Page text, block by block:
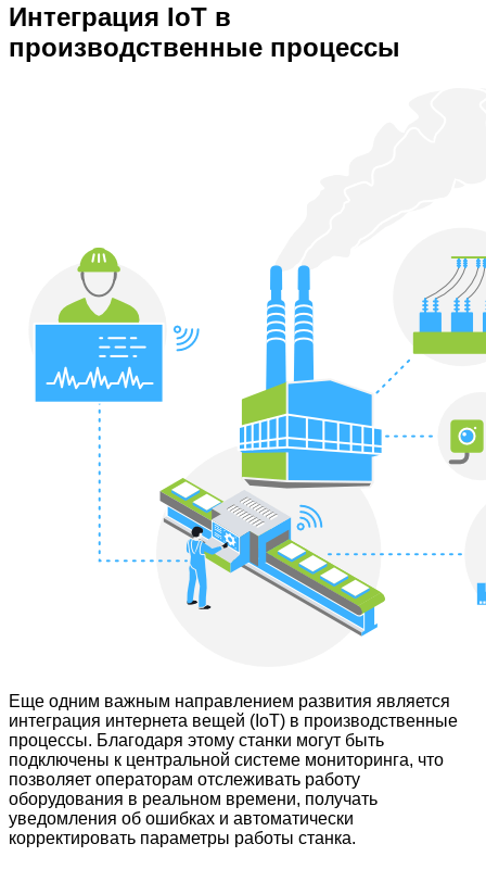
Интеграция IoT в
производственные процессы
Еще одним важным направлением развития является
интеграция интернета вещей (IoT) в производственные
процессы. Благодаря этому станки могут быть
подключены к центральной системе мониторинга, что
позволяет операторам отслеживать работу
оборудования в реальном времени, получать
уведомления об ошибках и автоматически
корректировать параметры работы станка.